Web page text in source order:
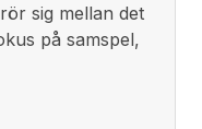
sig mellan det
på samspel,